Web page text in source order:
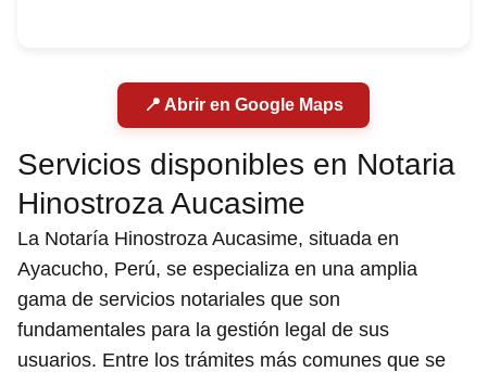
📍 Abrir en Google Maps
Servicios disponibles en Notaria
Hinostroza Aucasime
La Notaría Hinostroza Aucasime, situada en
Ayacucho, Perú, se especializa en una amplia
gama de servicios notariales que son
fundamentales para la gestión legal de sus
usuarios. Entre los trámites más comunes que se